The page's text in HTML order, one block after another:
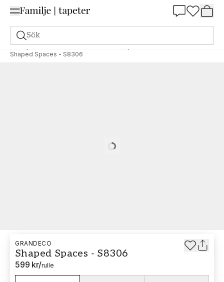
Sök
Tapeter Varumärken Grandeco Shaped Stories
Shaped Spaces - S8306
Loading…
GRANDECO
Shaped Spaces - S8306
599 kr/rulle